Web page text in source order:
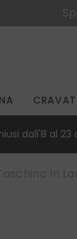
dall'8 al